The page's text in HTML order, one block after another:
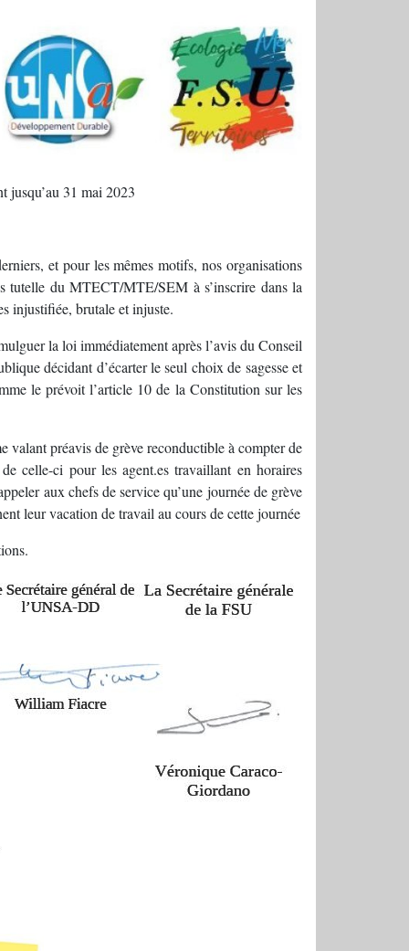
jusqu’au 31 mai 2023
et pour les mêmes motifs, nos organisations
tutelle du MTECT/MTE/SEM à s’inscrire dans la
injustifiée, brutale et injuste.
la loi immédiatement après l’avis du Conseil
décidant d’écarter le seul choix de sagesse et
le prévoit l’article 10 de la Constitution sur les
valant préavis de grève reconductible à compter de
celle-ci pour les agent.es travaillant en horaires
aux chefs de service qu’une journée de grève
leur vacation de travail au cours de cette journée